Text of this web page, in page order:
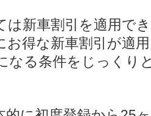
新車割引を適用で
お得な新車割引が適
なる条件をじっくり